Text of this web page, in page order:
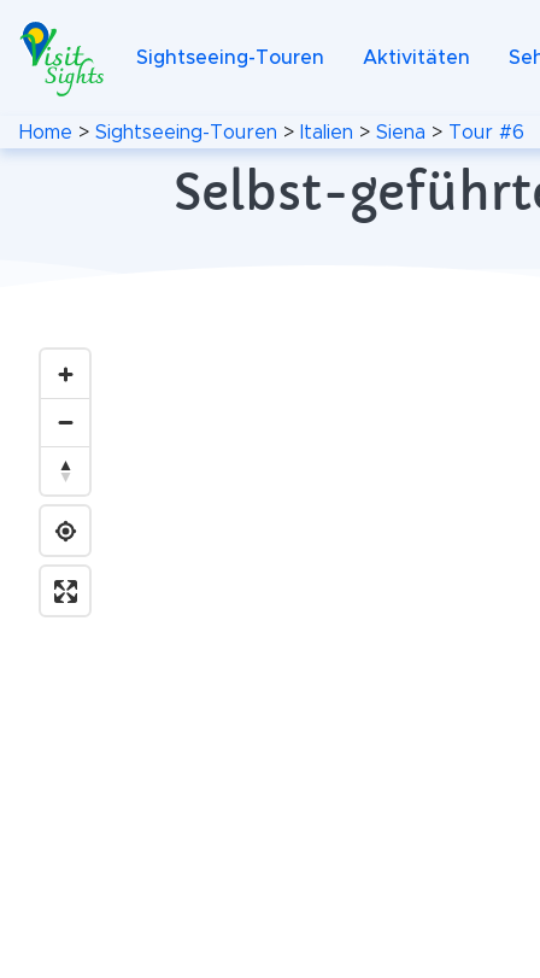
Sightseeing-Touren Aktivitäten
Home > Sightseeing-Touren > Italien > Siena > Tour #6
Selbst-